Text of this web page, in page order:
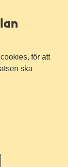
för att
ska